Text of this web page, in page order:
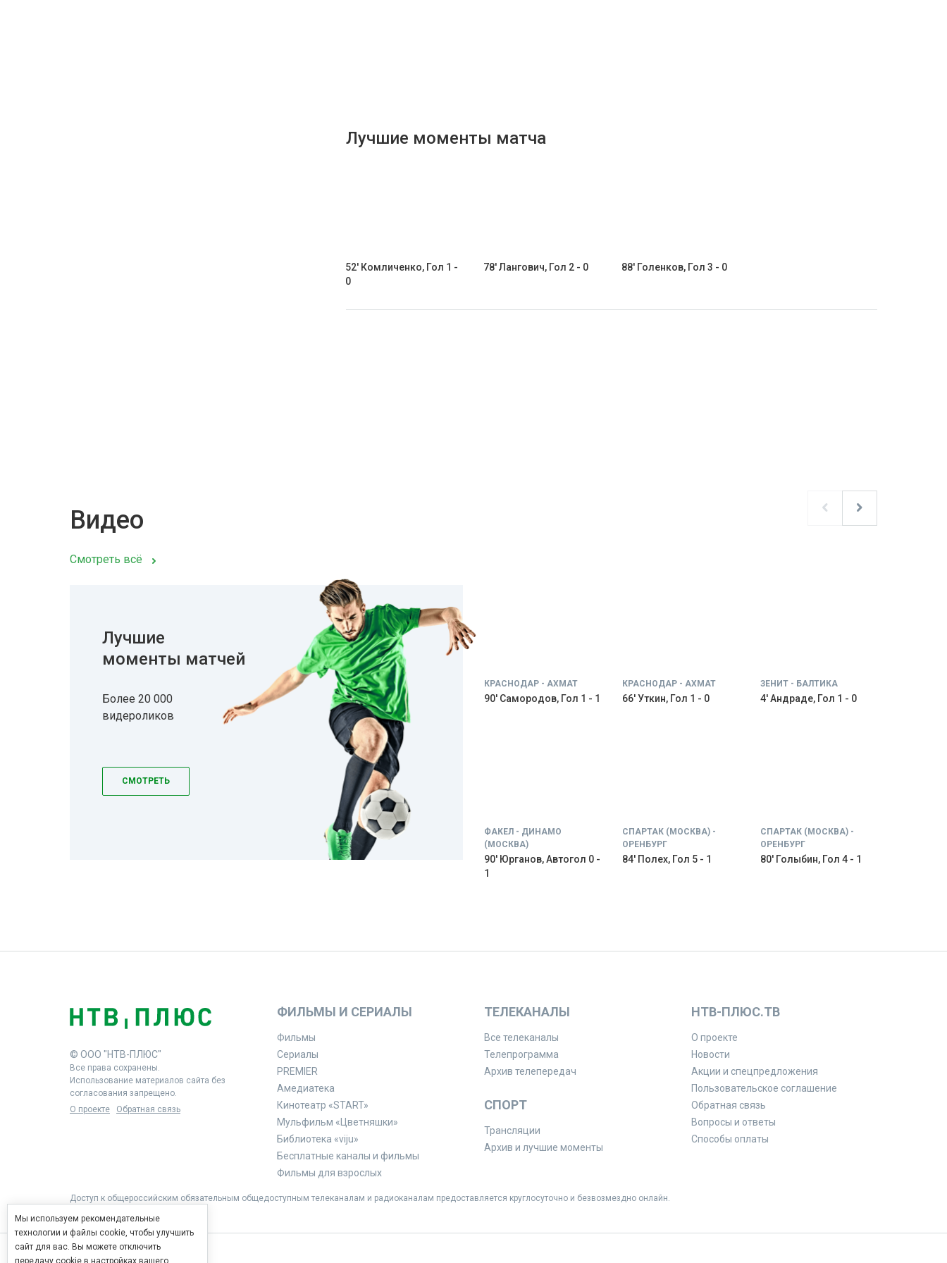
Лучшие моменты матча
52' Комличенко, Гол 1 -
0
78' Лангович, Гол 2 - 0 88' Голенков, Гол 3 - 0
Видео
Смотреть всё
Лучшие
моменты матчей
Более 20 000
видероликов
СМОТРЕТЬ
КРАСНОДАР - АХМАТ
90' Самородов, Гол 1 - 1
КРАСНОДАР - АХМАТ
66' Уткин, Гол 1 - 0
ЗЕНИТ - БАЛТИКА
4' Андраде, Гол 1 - 0
ФАКЕЛ - ДИНАМО
(МОСКВА)
90' Юрганов, Автогол 0 -
1
СПАРТАК (МОСКВА) -
ОРЕНБУРГ
84' Полех, Гол 5 - 1
СПАРТАК (МОСКВА) -
ОРЕНБУРГ
80' Голыбин, Гол 4 - 1
© ООО "НТВ-ПЛЮС"
Все права сохранены.
Использование материалов сайта без
согласования запрещено.
О проекте
Обратная связь
ФИЛЬМЫ И СЕРИАЛЫ
Фильмы
Сериалы
PREMIER
Амедиатека
Кинотеатр «START»
Мульфильм «Цветняшки»
Библиотека «viju»
Бесплатные каналы и фильмы
Фильмы для взрослых
ТЕЛЕКАНАЛЫ
Все телеканалы
Телепрограмма
Архив телепередач
СПОРТ
Трансляции
Архив и лучшие моменты
НТВ-ПЛЮС.ТВ
О проекте
Новости
Акции и спецпредложения
Пользовательское соглашение
Обратная связь
Вопросы и ответы
Способы оплаты
Доступ к общероссийским обязательным общедоступным телеканалам и радиоканалам предоставляется круглосуточно и безвозмездно онлайн.
Мы используем рекомендательные
технологии и файлы cookie, чтобы улучшить
сайт для вас. Вы можете отключить
передачу cookie в настройках вашего